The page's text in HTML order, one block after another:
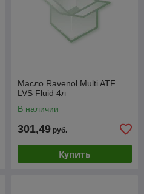
Масло Ravenol Multi ATF
LVS Fluid 4л
В наличии
301,49 руб.
Купить